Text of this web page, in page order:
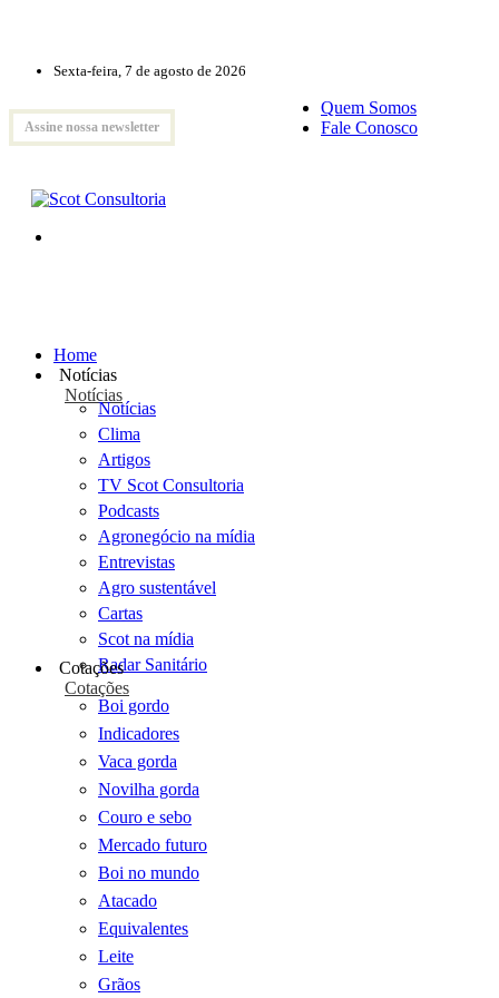
Sexta-feira, 7 de agosto de 2026
Assine nossa newsletter
Quem Somos
Fale Conosco
Home
Notícias
Notícias
Notícias
Clima
Artigos
TV Scot Consultoria
Podcasts
Agronegócio na mídia
Entrevistas
Agro sustentável
Cartas
Scot na mídia
Radar Sanitário
Cotações
Cotações
Boi gordo
Indicadores
Vaca gorda
Novilha gorda
Couro e sebo
Mercado futuro
Boi no mundo
Atacado
Equivalentes
Leite
Grãos